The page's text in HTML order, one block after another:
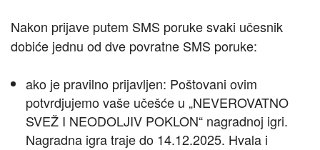
Nakon prijave putem SMS poruke svaki učesnik
dobiće jednu od dve povratne SMS poruke:
ako je pravilno prijavljen: Poštovani ovim
potvrdjujemo vaše učešće u „NEVEROVATNO
SVEŽ I NEODOLJIV POKLON“ nagradnoj igri.
Nagradna igra traje do 14.12.2025. Hvala i